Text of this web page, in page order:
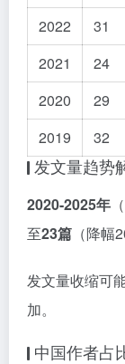
2022
31
2021
24
2020
29
2019
32
发文量趋势
2020-2025年
至23篇 （降幅
发文量收缩可
加。
中国作者占